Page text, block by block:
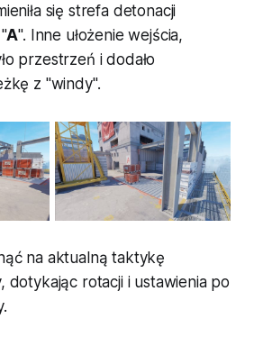
się strefa detonacji
A". Inne ułożenie wejścia,
przestrzeń i dodało
z "windy".
na aktualną taktykę
dotykając rotacji i ustawienia po